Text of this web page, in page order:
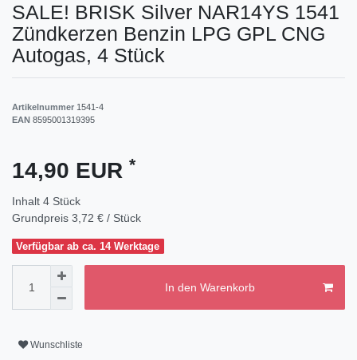
SALE! BRISK Silver NAR14YS 1541
Zündkerzen Benzin LPG GPL CNG
Autogas, 4 Stück
Artikelnummer 1541-4
EAN 8595001319395
14,90 EUR *
Inhalt 4 Stück
Grundpreis 3,72 € / Stück
Verfügbar ab ca. 14 Werktage
In den Warenkorb
Wunschliste